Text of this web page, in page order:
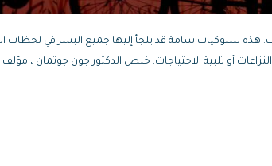
هذه سلوكيات سامة قد يلجأ إليها جميع البشر في
أو تلبية الاحتياجات. خلص الدكتور جون جوتمان ، مؤلف